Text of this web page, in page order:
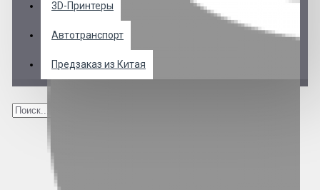
3D-Принтеры
Автотранспорт
Предзаказ из Китая